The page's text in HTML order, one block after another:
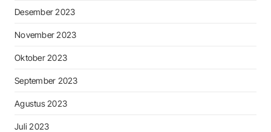
Desember 2023
November 2023
Oktober 2023
September 2023
Agustus 2023
Juli 2023